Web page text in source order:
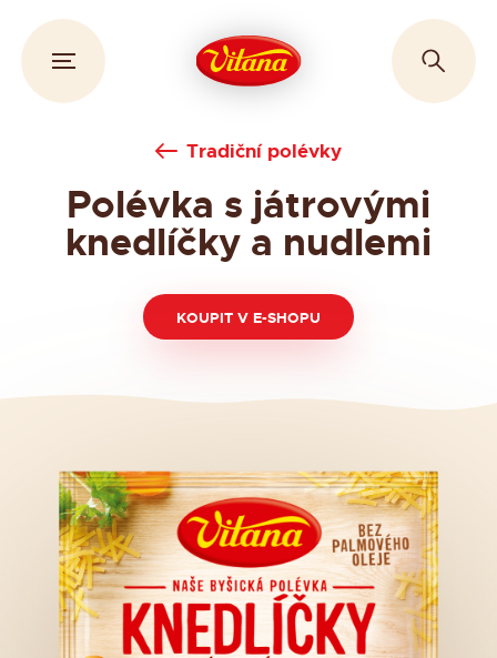
Tradiční polévky
Polévka s játrovými
knedlíčky a nudlemi
KOUPIT V E-SHOPU